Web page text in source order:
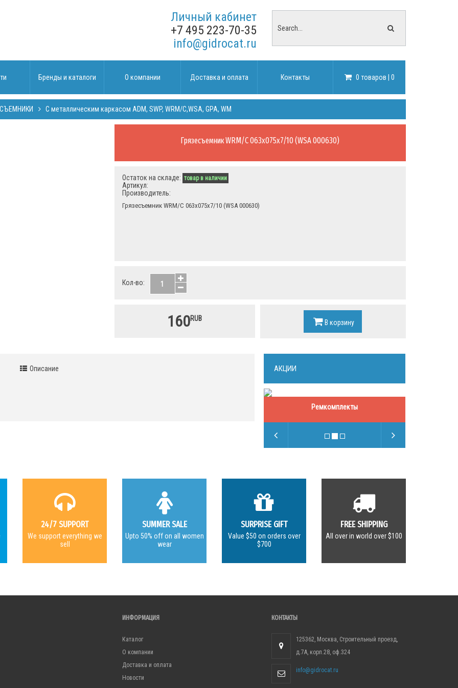
Личный кабинет
+7 495 223-70-35
info@gidrocat.ru
Бренды и каталоги О компании Доставка и оплата Контакты 0 товаров | 0
C металлическим каркасом ADM, SWP, WRM/С,WSA, GPA, WM
Грязесъемник WRM/C 063х075х7/10 (WSA 000630)
Остаток на складе: товар в наличии
Артикул:
Производитель:
Грязесъемник WRM/C 063х075х7/10 (WSA 000630)
Кол-во:
160RUB В корзину
Описание АКЦИИ
Ремкомплекты
24/7 SUPPORT
We support everything we
sell
SUMMER SALE
Upto 50% off on all women
wear
SURPRISE GIFT
Value $50 on orders over
$700
FREE SHIPPING
All over in world over $100
ИНФОРМАЦИЯ
Каталог
О компании
Доставка и оплата
Новости
КОНТАКТЫ
125362, Москва, Строительный проезд,
д.7А, корп.28, оф.324
info@gidrocat.ru